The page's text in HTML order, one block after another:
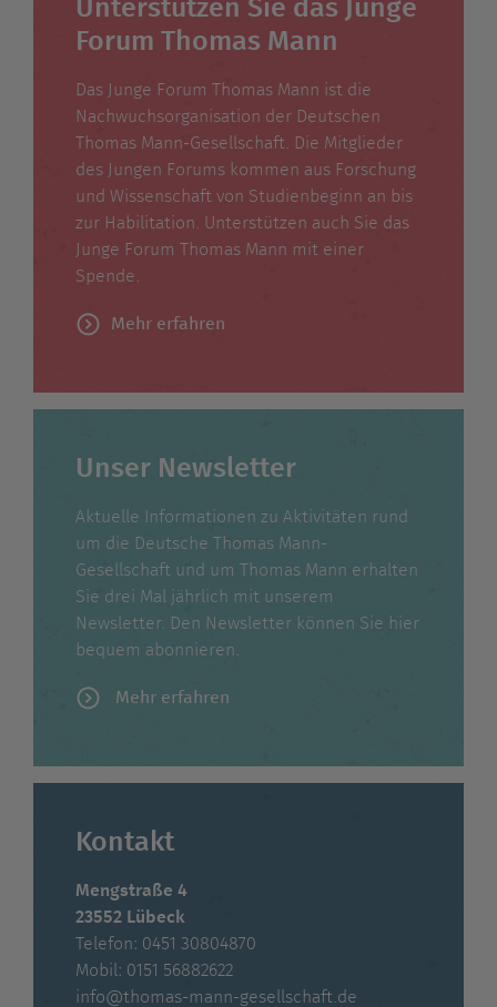
Unterstützen Sie das Junge
Forum Thomas Mann
Das Junge Forum Thomas Mann ist die
Nachwuchsorganisation der Deutschen
Thomas Mann-Gesellschaft. Die Mitglieder
des Jungen Forums kommen aus Forschung
und Wissenschaft von Studienbeginn an bis
zur Habilitation. Unterstützen auch Sie das
Junge Forum Thomas Mann mit einer
Spende.
Mehr erfahren
Unser Newsletter
Aktuelle Informationen zu Aktivitäten rund
um die Deutsche Thomas Mann-
Gesellschaft und um Thomas Mann erhalten
Sie drei Mal jährlich mit unserem
Newsletter. Den Newsletter können Sie hier
bequem abonnieren.
Mehr erfahren
Kontakt
Mengstraße 4
23552 Lübeck
Telefon: 0451 30804870
Mobil: 0151 56882622
info@thomas-mann-gesellschaft.de